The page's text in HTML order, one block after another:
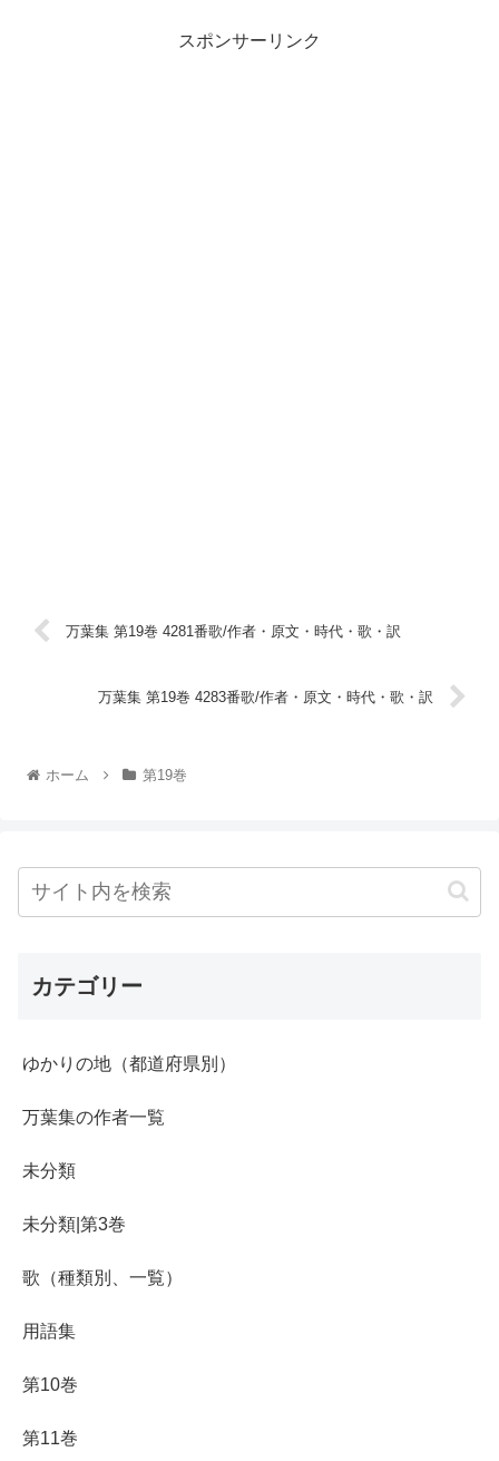
スポンサーリンク
万葉集 第19巻 4281番歌/作者・原文・時代・歌・訳
万葉集 第19巻 4283番歌/作者・原文・時代・歌・訳
ホーム 第19巻
カテゴリー
ゆかりの地（都道府県別）
万葉集の作者一覧
未分類
未分類|第3巻
歌（種類別、一覧）
用語集
第10巻
第11巻